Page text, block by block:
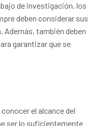
de investigación, los
deben considerar sus
Además, también deben
garantizar que se
el alcance del
ser lo suficientemente